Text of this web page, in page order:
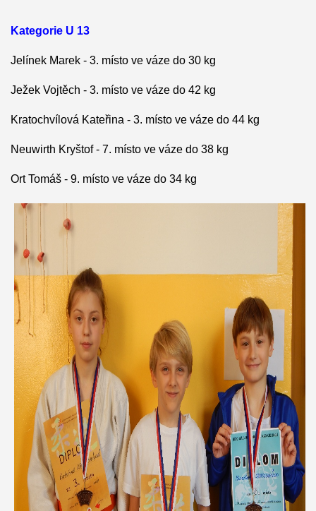
Kategorie U 13
Jelínek Marek- 3. místo ve váze do 30 kg
Ježek Vojtěch - 3. místo ve váze do 42 kg
Kratochvílová Kateřina - 3. místo ve váze do 44 kg
Neuwirth Kryštof - 7. místo ve váze do 38 kg
Ort Tomáš - 9. místo ve váze do 34 kg